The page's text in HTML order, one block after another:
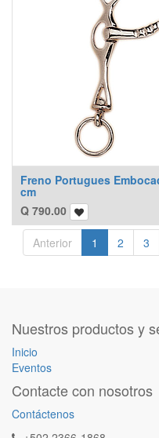
Freno Portugues
cm
Q 790.00
Anterior 1 2 3
Nuestros productos y
Inicio
Eventos
Contacte con nosotros
Contáctenos